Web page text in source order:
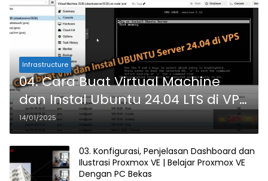
Infrastructure
04. Cara Buat Virtual Machine
dan Instal Ubuntu 24.04 LTS di VPS
| Belajar Proxmox VE Dengan PC
Bekas
14/01/2025
03. Konfigurasi, Penjelasan Dashboard dan
Ilustrasi Proxmox VE | Belajar Proxmox VE
Dengan PC Bekas